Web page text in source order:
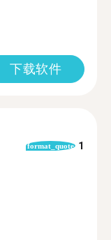
下载软件
format_quote 1